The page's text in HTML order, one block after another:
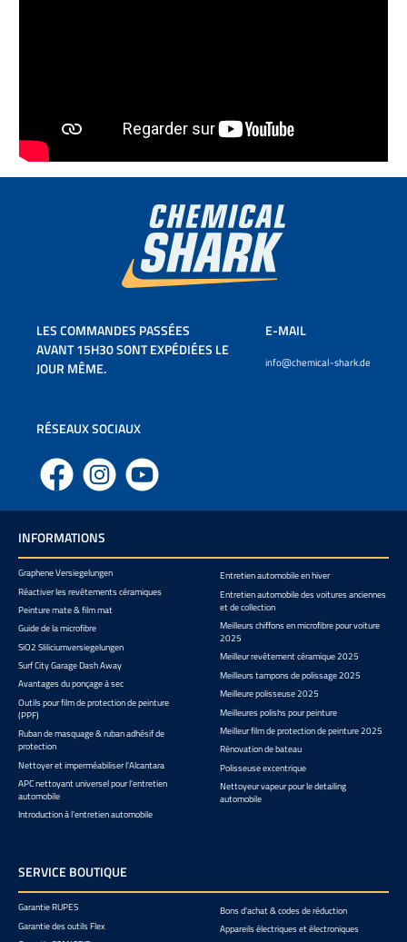
LES COMMANDES PASSÉES
AVANT 15H30 SONT EXPÉDIÉES LE
JOUR MÊME.
E-MAIL
info@chemical-shark.de
RÉSEAUX SOCIAUX
Facebook Instagram YouTube
INFORMATIONS
Graphene Versiegelungen
Réactiver les revêtements céramiques
Peinture mate & film mat
Guide de la microfibre
SiO2 Sliliciumversiegelungen
Surf City Garage Dash Away
Avantages du ponçage à sec
Outils pour film de protection de peinture
(PPF)
Ruban de masquage & ruban adhésif de
protection
Nettoyer et imperméabiliser l'Alcantara
APC nettoyant universel pour l’entretien
automobile
Introduction à l’entretien automobile
Entretien automobile en hiver
Entretien automobile des voitures anciennes
et de collection
Meilleurs chiffons en microfibre pour voiture
2025
Meilleur revêtement céramique 2025
Meilleurs tampons de polissage 2025
Meilleure polisseuse 2025
Meilleures polishs pour peinture
Meilleur film de protection de peinture 2025
Rénovation de bateau
Polisseuse excentrique
Nettoyeur vapeur pour le detailing
automobile
SERVICE BOUTIQUE
Garantie RUPES
Garantie des outils Flex
Bons d'achat & codes de réduction
Appareils électriques et électroniques